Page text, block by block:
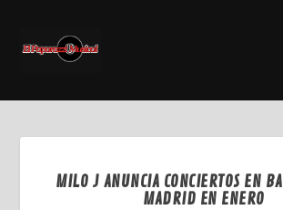
MILO J ANUNCIA CONCIERTOS EN
MADRID EN ENERO